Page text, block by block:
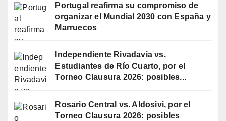
Portugal reafirma su compromiso de
organizar el Mundial 2030 con España y
Marruecos
Independiente Rivadavia vs.
Estudiantes de Río Cuarto, por el
Torneo Clausura 2026: posibles...
Rosario Central vs. Aldosivi, por el
Torneo Clausura 2026: posibles